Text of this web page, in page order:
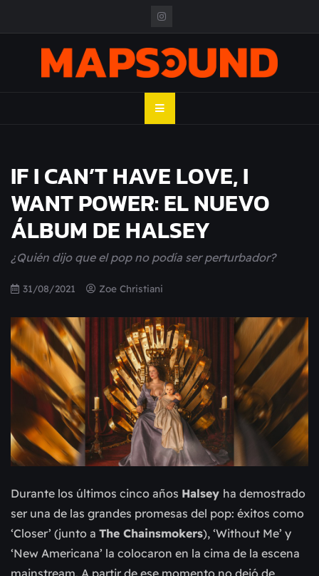
MAPSOUND
IF I CAN’T HAVE LOVE, I
WANT POWER: EL NUEVO
ÁLBUM DE HALSEY
¿Quién dijo que el pop no podía ser perturbador?
31/08/2021 Zoe Christiani
Durante los últimos cinco años Halsey ha demostrado
ser una de las grandes promesas del pop: éxitos como
‘Closer’ (junto a The Chainsmokers), ‘Without Me’ y
‘New Americana’ la colocaron en la cima de la escena
mainstream. A partir de ese momento no dejó de